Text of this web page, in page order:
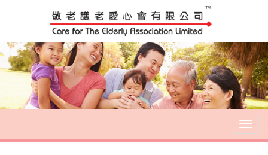
T
o